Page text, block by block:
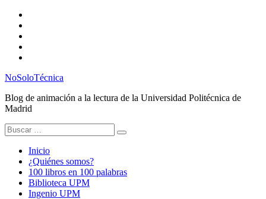
Saltar
contenido
NoSoloTécnica
Blog de animación a la lectura de la Universidad Politécnica de
Madrid
Buscar:
Inicio
¿Quiénes somos?
100 libros en 100 palabras
Biblioteca UPM
Ingenio UPM